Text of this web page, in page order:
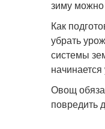
зиму можно
Как
убрать
системы
Овощ
повредить